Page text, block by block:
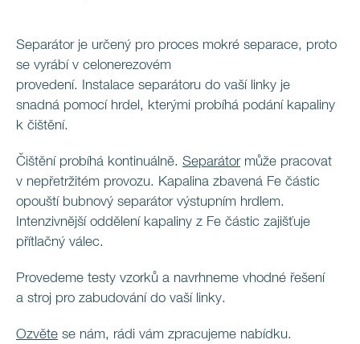
Separátor je určený pro proces mokré separace, proto
se vyrábí v celonerezovém
provedení. Instalace separátoru do vaší linky je
snadná pomocí hrdel, kterými probíhá podání kapaliny
k čištění.
Čištění probíhá kontinuálně. Separátormůže pracovat
v nepřetržitém provozu. Kapalina zbavená Fe částic
opouští bubnový separátor výstupním hrdlem.
Intenzivnější oddělení kapaliny z Fe částic zajišťuje
přítlačný válec.
Provedeme testy vzorků a navrhneme vhodné řešení
a stroj pro zabudování do vaší linky.
Ozvěte se nám, rádi vám zpracujeme nabídku.